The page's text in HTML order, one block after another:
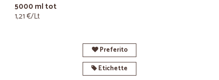
5000 ml tot
1,21 €/Lt
Preferito
Etichette